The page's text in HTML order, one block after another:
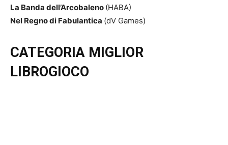
La Banda dell’Arcobaleno (HABA)
Nel Regno di Fabulantica (dV Games)
CATEGORIA MIGLIOR
LIBROGIOCO